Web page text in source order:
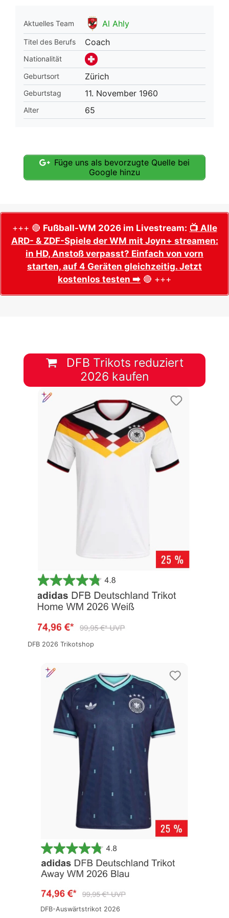
Aktuelles Team Al Ahly
Titel des Berufs Coach
Nationalität
Geburtsort
Zürich
Geburtstag 11. November 1960
Alter 65
Füge uns als bevorzugte Quelle bei
Google hinzu
+++ 🔴 Fußball-WM 2026 im Livestream: 📺 Alle
ARD- & ZDF-Spiele der WM mit Joyn+ streamen:
in HD, Anstoß verpasst? Einfach von vorn
starten, auf 4 Geräten gleichzeitig. Jetzt
kostenlos testen ➡️ 🔴 +++
DFB Trikots reduziert
2026 kaufen
DFB 2026 Trikotshop
DFB-Auswärtstrikot 2026